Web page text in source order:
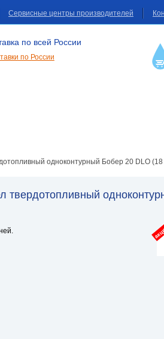
Сервисные центры производителей
по всей России
одноконтурный Бобер 20 DLO (18
твердотопливный